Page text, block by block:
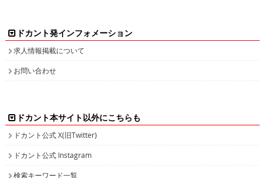
求人情報掲載について
ドカント公式 X(旧Twitter)